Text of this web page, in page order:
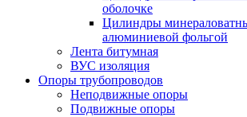
оболочке
Цилиндры
алюминиевой фольгой
Лента битумная
ВУС изоляция
Опоры трубопроводов
Неподвижные опоры
Подвижные опоры